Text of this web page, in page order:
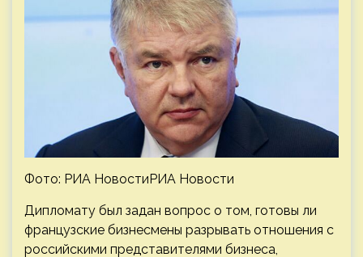
Фото: РИА НовостиРИА Новости
Дипломату был задан вопрос о том, готовы ли
французские бизнесмены разрывать отношения с
российскими представителями бизнеса,